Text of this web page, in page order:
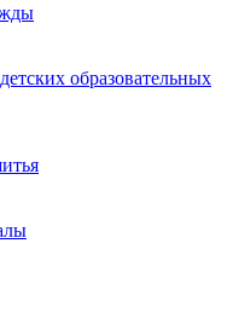
образовательных